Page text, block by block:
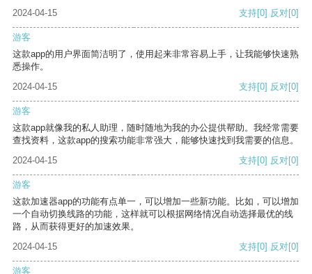
2024-04-15 支持[0] 反对[0]
游客
这款app的用户界面简洁明了，使用起来非常容易上手，让我能够快速熟
悉操作。
2024-04-15
支持[0] 反对[0]
游客
这款app就像我的私人助理，随时随地为我的办公提供帮助。我经常需要
查找资料，这款app的搜索功能非常强大，能够快速找到我需要的信息。
2024-04-15
支持[0] 反对[0]
游客
这款加速器app的功能有点单一，可以增加一些新功能。比如，可以增加
一个自动切换线路的功能，这样就可以根据网络情况自动选择最优的线
路，从而获得更好的加速效果。
2024-04-15
支持[0] 反对[0]
游客